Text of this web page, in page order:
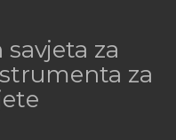
za
za